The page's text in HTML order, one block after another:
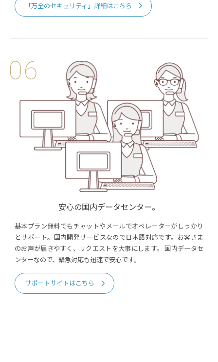
「万全のセキュリティ」詳細はこちら
安心の国内データセンター。
基本プラン無料でもチャットやメールでオペレーターがしっかり
とサポート。国内開発サービスなので日本語対応です。お客さま
のお声が届きやすく、リクエストを大事にします。
国内データセ
ンターなので、緊急対応も迅速で安心です。
サポートサイトはこちら